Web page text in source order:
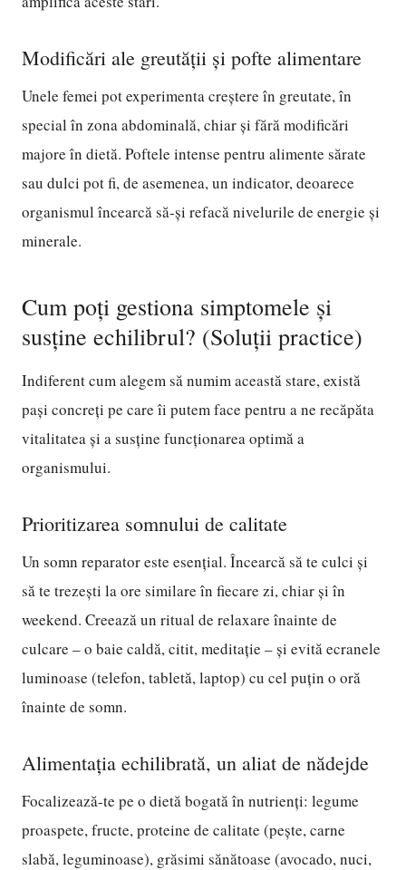
Modificări ale greutății și pofte alimentare
Unele femei pot experimenta creștere în greutate, în
special în zona abdominală, chiar și fără modificări
majore în dietă. Poftele intense pentru alimente sărate
sau dulci pot fi, de asemenea, un indicator, deoarece
organismul încearcă să-și refacă nivelurile de energie și
minerale.
Cum poți gestiona simptomele și
susține echilibrul? (Soluții practice)
Indiferent cum alegem să numim această stare, există
pași concreți pe care îi putem face pentru a ne recăpăta
vitalitatea și a susține funcționarea optimă a
organismului.
Prioritizarea somnului de calitate
Un somn reparator este esențial. Încearcă să te culci și
să te trezești la ore similare în fiecare zi, chiar și în
weekend. Creează un ritual de relaxare înainte de
culcare – o baie caldă, citit, meditație – și evită ecranele
luminoase (telefon, tabletă, laptop) cu cel puțin o oră
înainte de somn.
Alimentația echilibrată, un aliat de nădejde
Focalizează-te pe o dietă bogată în nutrienți: legume
proaspete, fructe, proteine de calitate (pește, carne
slabă, leguminoase), grăsimi sănătoase (avocado, nuci,